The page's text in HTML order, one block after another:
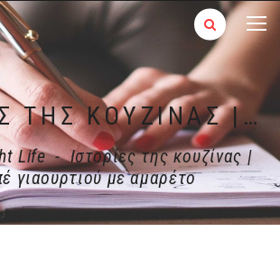
ΙΣΤΟΡΊΕΣ ΤΗΣ ΚΟΥΖΊΝΑΣ | ΣΟΡΜΠΈ ΓΙΑΟΥΡΤΙΟΎ ΜΕ ΑΜΑΡΈΤΟ
Life - Ιστορίες της κουζίνας |
γιαουρτιού με αμαρέτο